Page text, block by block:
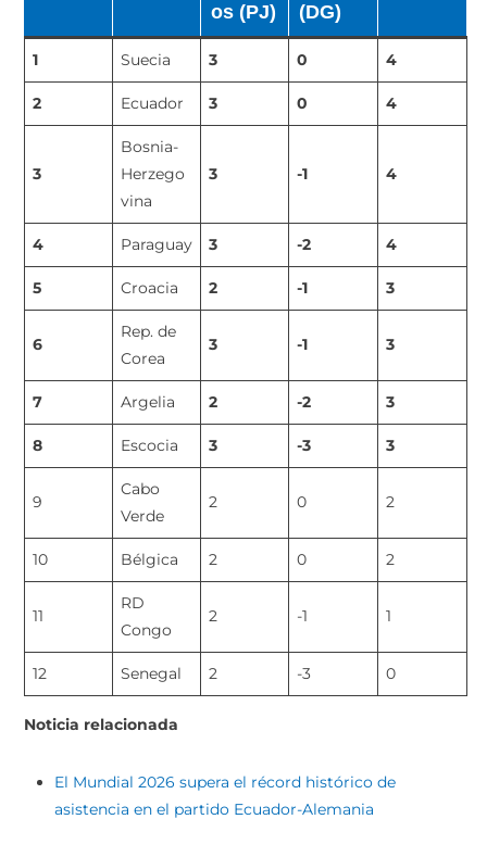
os (PJ) (DG)
1 Suecia 3 0 4
2 Ecuador 3 0 4
3
Bosnia-
Herzego
vina
3 -1 4
4 Paraguay 3 -2 4
5 Croacia 2 -1 3
6
Rep. de
Corea
3 -1 3
7 Argelia 2 -2 3
8 Escocia 3 -3 3
9
Cabo
Verde
2 0 2
10 Bélgica 2 0 2
11
RD
Congo
2 -1 1
12 Senegal 2 -3 0
Noticia relacionada
El Mundial 2026 supera el récord histórico de
asistencia en el partido Ecuador-Alemania